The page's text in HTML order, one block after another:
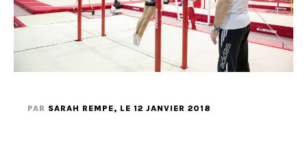
PAR SARAH REMPE, LE 12 JANVIER 2018